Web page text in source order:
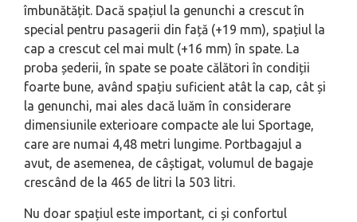
îmbunătățit. Dacă spațiul la genunchi a crescut în
special pentru pasagerii din față (+19 mm), spațiul la
cap a crescut cel mai mult (+16 mm) în spate. La
proba șederii, în spate se poate călători în condiții
foarte bune, având spațiu suficient atât la cap, cât și
la genunchi, mai ales dacă luăm în considerare
dimensiunile exterioare compacte ale lui Sportage,
care are numai 4,48 metri lungime. Portbagajul a
avut, de asemenea, de câștigat, volumul de bagaje
crescând de la 465 de litri la 503 litri.
Nu doar spațiul este important, ci și confortul